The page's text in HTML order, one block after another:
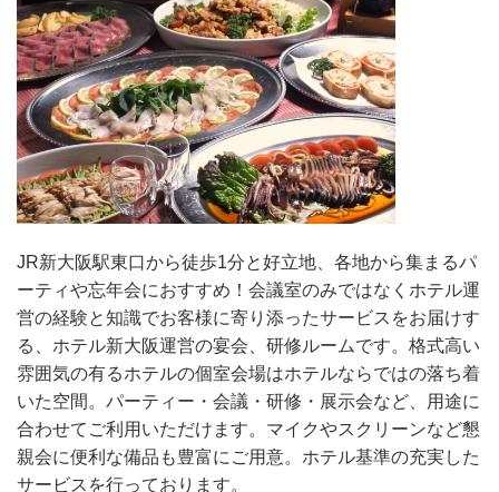
JR新大阪駅東口から徒歩1分と好立地、各地から集まるパ
ーティや忘年会におすすめ！会議室のみではなくホテル運
営の経験と知識でお客様に寄り添ったサービスをお届けす
る、ホテル新大阪運営の宴会、研修ルームです。格式高い
雰囲気の有るホテルの個室会場はホテルならではの落ち着
いた空間。パーティー・会議・研修・展示会など、用途に
合わせてご利用いただけます。マイクやスクリーンなど懇
親会に便利な備品も豊富にご用意。ホテル基準の充実した
サービスを行っております。